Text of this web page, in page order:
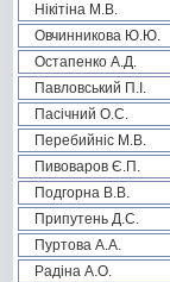
Нікітіна М.В.
Овчинникова Ю.Ю.
Остапенко А.Д.
Павловський П.І.
Пасічний О.С.
Перебийніс М.В.
Пивоваров Є.П.
Подгорна В.В.
Припутень Д.С.
Пуртова А.А.
Радіна А.О.